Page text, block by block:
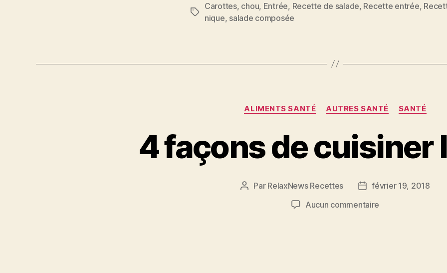
Étiquettes
Carottes, chou, Entrée, Recette de salade, Recette entrée,
nique, salade composée
Catégories
ALIMENTS SANTÉ AUTRES SANTÉ SANTÉ
4 façons de cuisiner
Auteur
Par RelaxNews Recettes
Date
l’article
février 19, 2018
Aucun commentaire